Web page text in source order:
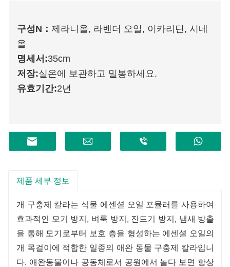
구성N ： 제라니올, 라벤더 오일, 이카리딘, 시네
올
명세서:35cm
저장:실온에 보관하고 밀봉하세요.
유효기간:2년
제품 세부 정보
개 구충제 칼라는 식물 에센셜 오일 포뮬러를 사용하여
효과적인 모기 방지, 벼룩 방지, 진드기 방지, 냄새 방출
을 통해 모기로부터 보호 층을 형성하는 에센셜 오일의
개 목걸이에 적합한 일종의 애완 동물 구충제 칼라입니
다. 애완동물이나 공동체로서 공원에서 놀다 보면 항상